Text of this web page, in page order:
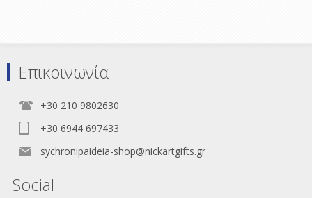
Επικοινωνία
+30 210 9802630
+30 6944 697433
sychronipaideia-shop@nickartgifts.gr
Social